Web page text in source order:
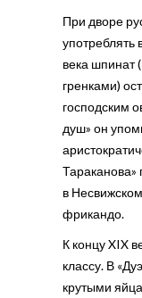
При дворе
употреблять
века шпинат
гренками)
господским
душ» он
в
фрикандо.
К концу XIX
классу. В
крутыми